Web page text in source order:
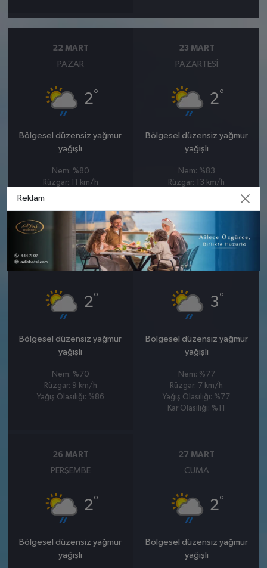
22 MART
PAZAR
2°
Bölgesel düzensiz yağmur
yağışlı
Nem: %80
Rüzgar: 11 km/h
23 MART
PAZARTESI
2°
Bölgesel düzensiz yağmur
yağışlı
Nem: %83
Rüzgar: 13 km/h
24 MART
2°
Bölgesel düzensiz yağmur
yağışlı
Nem: %70
Rüzgar: 9 km/h
Yağış Olasılığı: %86
25 MART
ÇARŞAMBA
3°
Bölgesel düzensiz yağmur
yağışlı
Nem: %77
Rüzgar: 7 km/h
Yağış Olasılığı: %77
Kar Olasılığı: %11
26 MART
PERŞEMBE
2°
Bölgesel düzensiz yağmur
yağışlı
27 MART
CUMA
2°
Bölgesel düzensiz yağmur
yağışlı
Reklam